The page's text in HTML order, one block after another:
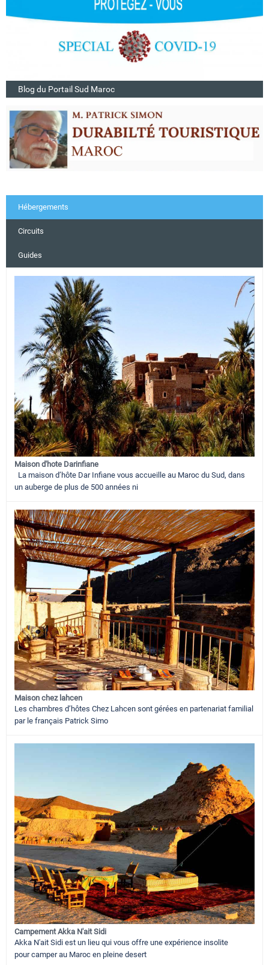
Blog du Portail Sud Maroc
Hébergements
Circuits
Guides
Maison d'hote Darinfiane
La maison d’hôte Dar Infiane vous accueille au Maroc du Sud, dans
un auberge de plus de 500 années ni
Maison chez lahcen
Les chambres d’hôtes Chez Lahcen sont gérées en partenariat familial
par le français Patrick Simo
Campement Akka N'ait Sidi
Akka N'ait Sidi est un lieu qui vous offre une expérience insolite
pour camper au Maroc en pleine desert